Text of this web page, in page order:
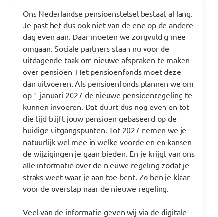
Ons Nederlandse pensioenstelsel bestaat al lang.
Je past het dus ook niet van de ene op de andere
dag even aan. Daar moeten we zorgvuldig mee
omgaan. Sociale partners staan nu voor de
uitdagende taak om nieuwe afspraken te maken
over pensioen. Het pensioenfonds moet deze
dan uitvoeren. Als pensioenfonds plannen we om
op 1 januari 2027 de nieuwe pensioenregeling te
kunnen invoeren. Dat duurt dus nog even en tot
die tijd blijft jouw pensioen gebaseerd op de
huidige uitgangspunten. Tot 2027 nemen we je
natuurlijk wel mee in welke voordelen en kansen
de wijzigingen je gaan bieden. En je krijgt van ons
alle informatie over de nieuwe regeling zodat je
straks weet waar je aan toe bent. Zo ben je klaar
voor de overstap naar de nieuwe regeling.
Veel van de informatie geven wij via de digitale